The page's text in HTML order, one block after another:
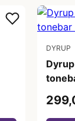
DYRUP